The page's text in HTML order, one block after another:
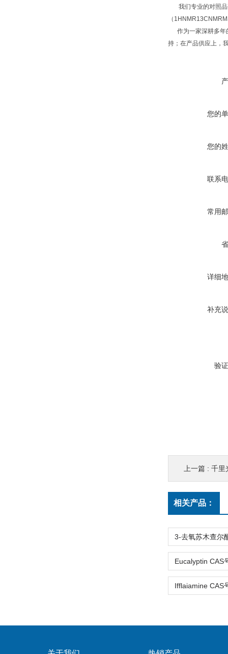
我们专业的对照品
（
作为一家深耕多年
持；在产品供应上，
您的
您的
联系
常用
详细
补充
验
上一篇 : 千里
相关产品：